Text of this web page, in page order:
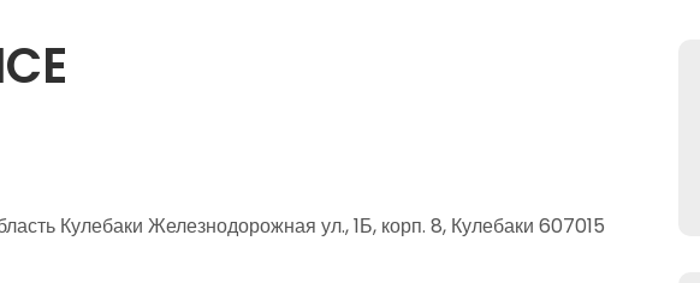
Кулебаки Железнодорожная ул., 1Б, корп. 8, Кулебаки 607015